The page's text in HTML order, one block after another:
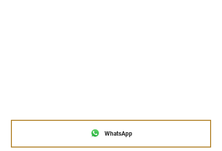
WhatsApp